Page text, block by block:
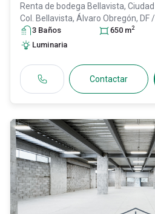
Renta de bodega Bellavista,
Col. Bellavista, Álvaro Obregón, DF
01140, ID:31014225
3 Baños 650 m2
Luminaria
Contactar